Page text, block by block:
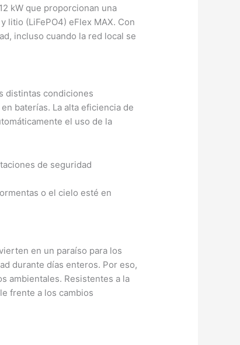
kW que proporcionan una
litio (LiFePO4) eFlex MAX. Con
incluso cuando la red local se
distintas condiciones
baterías. La alta eficiencia de
el uso de la
de seguridad
o el cielo esté en
en un paraíso para los
durante días enteros. Por eso,
ambientales. Resistentes a la
frente a los cambios